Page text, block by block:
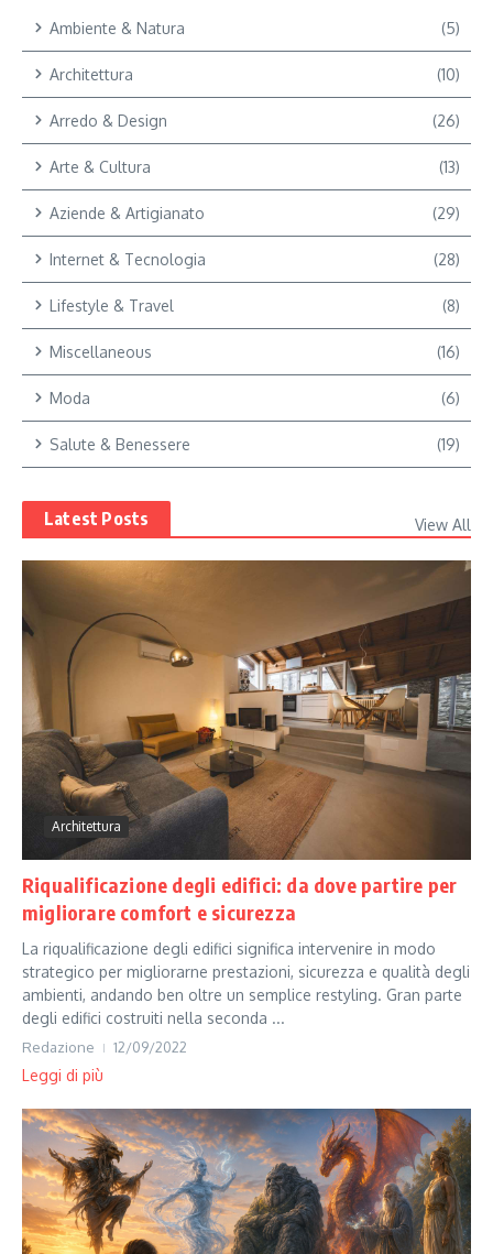
Ambiente & Natura (5)
Architettura (10)
Arredo & Design (26)
Arte & Cultura (13)
Aziende & Artigianato (29)
Internet & Tecnologia (28)
Lifestyle & Travel (8)
Miscellaneous (16)
Moda (6)
Salute & Benessere (19)
Latest Posts View All
Architettura
Riqualificazione degli edifici: da dove partire per
migliorare comfort e sicurezza
La riqualificazione degli edifici significa intervenire in modo
strategico per migliorarne prestazioni, sicurezza e qualità degli
ambienti, andando ben oltre un semplice restyling. Gran parte
degli edifici costruiti nella seconda ...
Redazione 12/09/2022
Leggi di più